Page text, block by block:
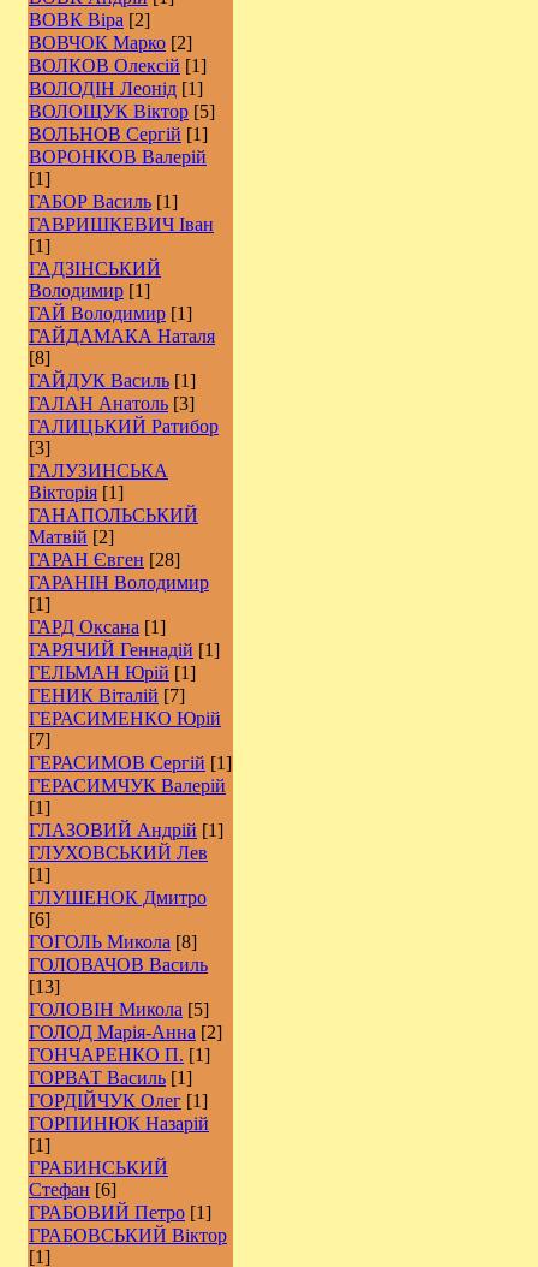
ВОВК Віра [2]
ВОВЧОК Марко [2]
ВОЛКОВ Олексій [1]
ВОЛОДІН Леонід [1]
ВОЛОЩУК Віктор [5]
ВОЛЬНОВ Сергій [1]
ВОРОНКОВ Валерій
[1]
ГАБОР Василь [1]
ГАВРИШКЕВИЧ Іван
[1]
ГАДЗІНСЬКИЙ
Володимир [1]
ГАЙ Володимир [1]
ГАЙДАМАКА Наталя
[8]
ГАЙДУК Василь [1]
ГАЛАН Анатоль [3]
ГАЛИЦЬКИЙ Ратибор
[3]
ГАЛУЗИНСЬКА
Вікторія [1]
ГАНАПОЛЬСЬКИЙ
Матвій [2]
ГАРАН Євген [28]
ГАРАНІН Володимир
[1]
ГАРД Оксана [1]
ГАРЯЧИЙ Геннадій [1]
ГЕЛЬМАН Юрій [1]
ГЕНИК Віталій [7]
ГЕРАСИМЕНКО Юрій
[7]
ГЕРАСИМОВ Сергій [1]
ГЕРАСИМЧУК Валерій
[1]
ГЛАЗОВИЙ Андрій [1]
ГЛУХОВСЬКИЙ Лев
[1]
ГЛУШЕНОК Дмитро
[6]
ГОГОЛЬ Микола [8]
ГОЛОВАЧОВ Василь
[13]
ГОЛОВІН Микола [5]
ГОЛОД Марія-Анна [2]
ГОНЧАРЕНКО П. [1]
ГОРВАТ Василь [1]
ГОРДІЙЧУК Олег [1]
ГОРПИНЮК Назарій
[1]
ГРАБИНСЬКИЙ
Стефан [6]
ГРАБОВИЙ Петро [1]
ГРАБОВСЬКИЙ Віктор
[1]